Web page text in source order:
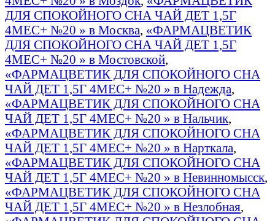
ДЛЯ СПОКОЙНОГО СНА ЧАЙ ДЕТ 1,5Г
4МЕС+ №20 » в Москва, «ФАРМАЦВЕТИК
ДЛЯ СПОКОЙНОГО СНА ЧАЙ ДЕТ 1,5Г
4МЕС+ №20 » в Мостовской,
«ФАРМАЦВЕТИК ДЛЯ СПОКОЙНОГО СНА
ЧАЙ ДЕТ 1,5Г 4МЕС+ №20 » в Надежда,
«ФАРМАЦВЕТИК ДЛЯ СПОКОЙНОГО СНА
ЧАЙ ДЕТ 1,5Г 4МЕС+ №20 » в Нальчик,
«ФАРМАЦВЕТИК ДЛЯ СПОКОЙНОГО СНА
ЧАЙ ДЕТ 1,5Г 4МЕС+ №20 » в Нарткала,
«ФАРМАЦВЕТИК ДЛЯ СПОКОЙНОГО СНА
ЧАЙ ДЕТ 1,5Г 4МЕС+ №20 » в Невинномысск,
«ФАРМАЦВЕТИК ДЛЯ СПОКОЙНОГО СНА
ЧАЙ ДЕТ 1,5Г 4МЕС+ №20 » в Незлобная,